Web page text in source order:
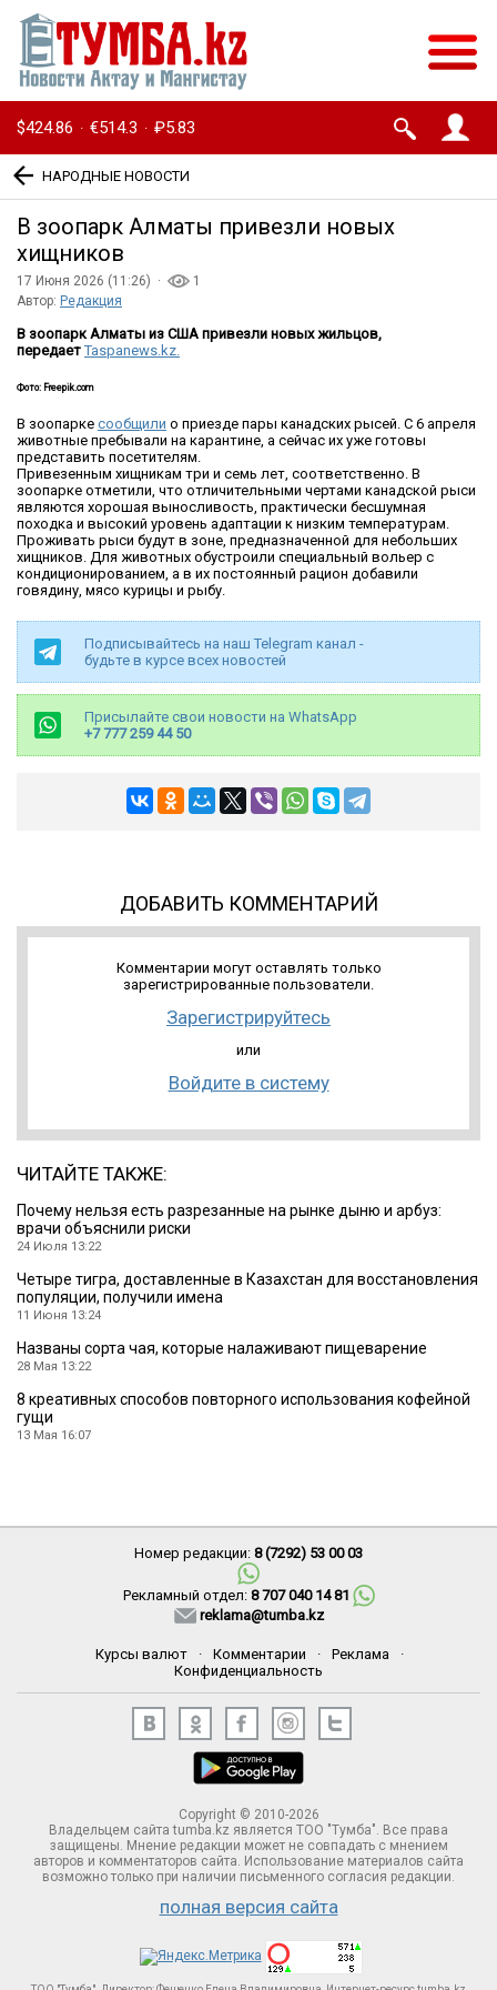
$424.86 · €514.3 · ₽5.83
НАРОДНЫЕ НОВОСТИ
В зоопарк Алматы привезли новых
хищников
17 Июня 2026 (11:26) ·
1
Автор: Редакция
В зоопарк Алматы из США привезли новых жильцов,
передаетTaspanews.kz.
Фото: Freepik.com
В зоопарке сообщили о приезде пары канадских рысей. С 6 апреля
животные пребывали на карантине, а сейчас их уже готовы
представить посетителям.
Привезенным хищникам три и семь лет, соответственно. В
зоопарке отметили, что отличительными чертами канадской рыси
являются хорошая выносливость, практически бесшумная
походка и высокий уровень адаптации к низким температурам.
Проживать рыси будут в зоне, предназначенной для небольших
хищников. Для животных обустроили специальный вольер с
кондиционированием, а в их постоянный рацион добавили
говядину, мясо курицы и рыбу.
Подписывайтесь на наш Telegram канал -
будьте в курсе всех новостей
Присылайте свои новости на WhatsApp
+7 777 259 44 50
ДОБАВИТЬ КОММЕНТАРИЙ
Комментарии могут оставлять только
зарегистрированные пользователи.
Зарегистрируйтесь
или
Войдите в систему
ЧИТАЙТЕ ТАКЖЕ:
Почему нельзя есть разрезанные на рынке дыню и арбуз:
врачи объяснили риски
24 Июля 13:22
Четыре тигра, доставленные в Казахстан для восстановления
популяции, получили имена
11 Июня 13:24
Названы сорта чая, которые налаживают пищеварение
28 Мая 13:22
8 креативных способов повторного использования кофейной
гущи
13 Мая 16:07
Номер редакции: 8 (7292) 53 00 03
Рекламный отдел: 8 707 040 14 81
reklama@tumba.kz
Курсы валют · Комментарии · Реклама
·
Конфиденциальность
Copyright © 2010-2026
Владельцем сайта tumba.kz является ТОО "Тумба". Все права
защищены. Мнение редакции может не совпадать с мнением
авторов и комментаторов сайта. Использование материалов сайта
возможно только при наличии письменного согласия редакции.
полная версия сайта